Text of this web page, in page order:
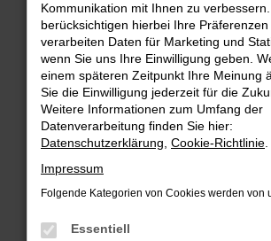
Fehler: Network Error
Beim Laden ist ein Fehler aufgetreten.
Hier sind ein paar Tipps, die dir
Überprüfe deine Firewall und
Internetverbindung.
Laden andere Webseiten, zum
Suchmaschine?
Prüfe deine
können das Laden bestimmter
Kommunikation mit Ihnen zu
berücksichtigen hierbei Ihre Präferenzen
verarbeiten Daten für Marketing und
wenn Sie uns Ihre Einwilligung geben.
einem späteren Zeitpunkt Ihre Meinung
Sie die Einwilligung jederzeit für die
Weitere Informationen zum Umfang der
Datenverarbeitung finden Sie hier:
Datenschutzerklärung Cookie-Richtlinie
Impressum
Folgende Kategorien von Cookies werden von
Essentiell